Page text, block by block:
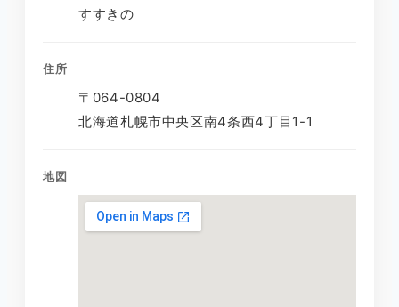
すすきの
住所
〒064-0804
北海道札幌市中央区南4条西4丁目1-1
地図